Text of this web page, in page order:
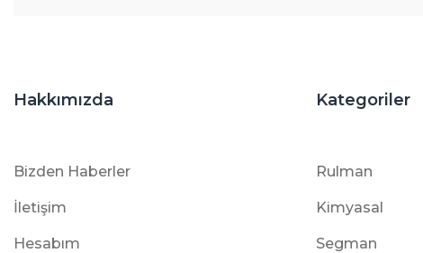
Hakkımızda
Bizden Haberler
İletişim
Hesabım
Kategoriler
Rulman
Kimyasal
Segman